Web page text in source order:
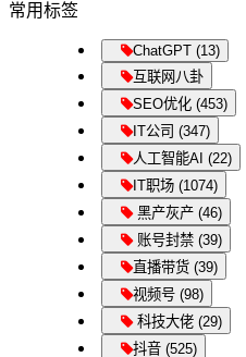
常用标签
ChatGPT (13)
互联网八卦
SEO优化 (453)
IT公司 (347)
人工智能AI (22)
IT职场 (1074)
黑产灰产 (46)
账号封禁 (39)
直播带货 (39)
视频号 (98)
科技大佬 (29)
抖音 (525)